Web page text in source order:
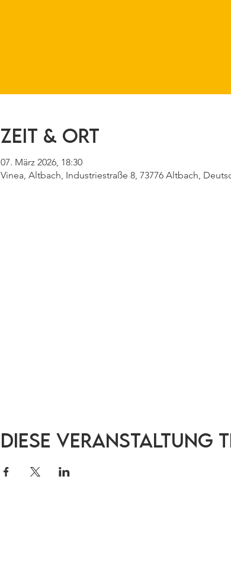
Zeit & Ort
07. März 2026, 18:30
Vinea, Altbach, Industriestraße 8, 73776 Altbach,
Diese Veranstaltung